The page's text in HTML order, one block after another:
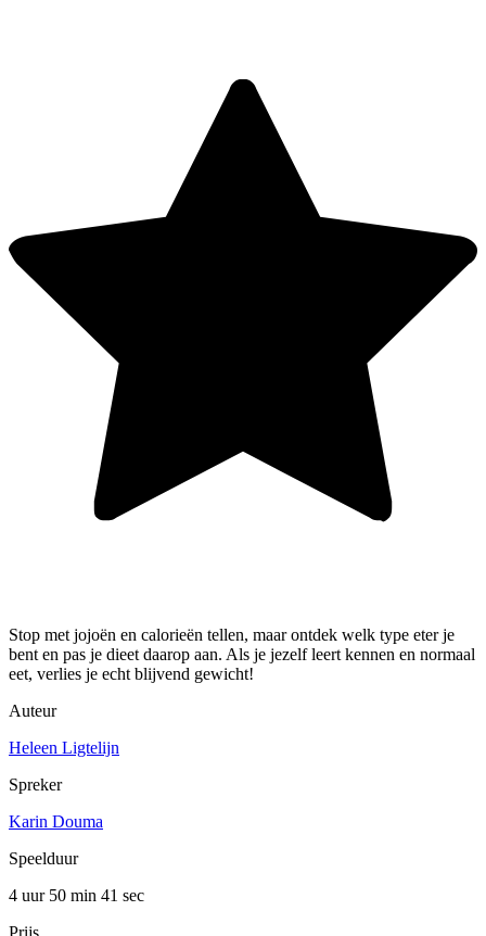
Stop met jojoën en calorieën tellen, maar ontdek welk type eter je
bent en pas je dieet daarop aan. Als je jezelf leert kennen en normaal
eet, verlies je echt blijvend gewicht!
Auteur
Heleen Ligtelijn
Spreker
Karin Douma
Speelduur
4 uur 50 min 41 sec
Prijs